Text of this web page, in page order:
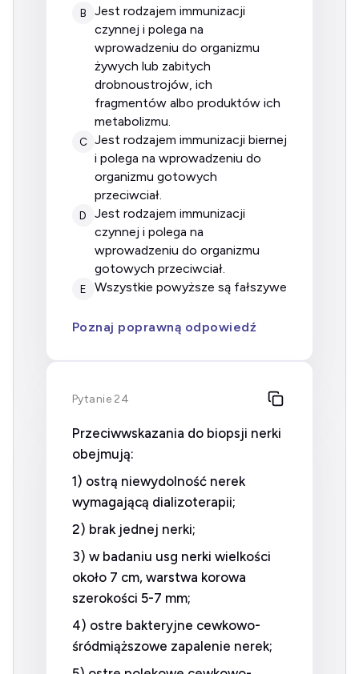
B
jest rodzajem immunizacji
czynnej i polega na
wprowadzeniu do organizmu
żywych lub zabitych
drobnoustrojów, ich
fragmentów albo produktów ich
metabolizmu.
C jest rodzajem immunizacji biernej
i polega na wprowadzeniu do
organizmu gotowych
przeciwciał.
D
jest rodzajem immunizacji
czynnej i polega na
wprowadzeniu do organizmu
gotowych przeciwciał.
E wszystkie powyższe są fałszywe
Poznaj poprawną odpowiedź
Pytanie 24
Przeciwwskazania do biopsji nerki
obejmują:
1) ostrą niewydolność nerek
wymagającą dializoterapii;
2) brak jednej nerki;
3) w badaniu usg nerki wielkości
około 7 cm, warstwa korowa
szerokości 5-7 mm;
4) ostre bakteryjne cewkowo-
śródmiąższowe zapalenie nerek;